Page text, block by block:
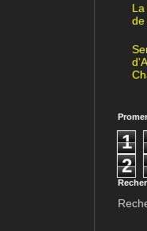
de
1
2